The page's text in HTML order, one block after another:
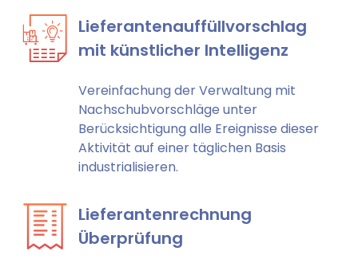
Lieferantenauffüllvorschlag
mit künstlicher Intelligenz
Vereinfachung der Verwaltung mit
Nachschubvorschläge unter
Berücksichtigung alle Ereignisse dieser
Aktivität auf einer täglichen Basis
industrialisieren.
Lieferantenrechnung
Überprüfung